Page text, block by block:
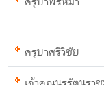
ครูบาศรีวิชัย